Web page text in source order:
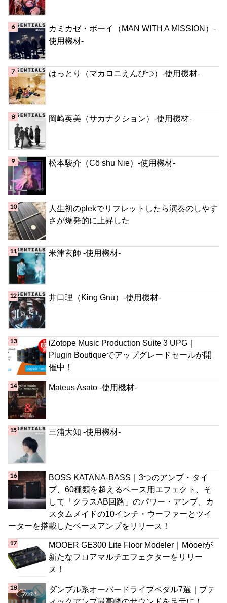
カミカゼ・ボーイ（MAN WITH A MISSION）-
使用機材-
はっとり（マカロニえんぴつ）-使用機材-
岡崎英美（サカナクション）-使用機材-
松本駿介（Cö shu Nie）-使用機材-
人生初のplekでリフレットしたら演奏のしやす
さが爆発的に上昇した
米津玄師 -使用機材-
井口理（King Gnu）-使用機材-
iZotope Music Production Suite 3 UPG｜
Plugin Boutiqueでアップグレードセールが開
催中！
Mateus Asato -使用機材-
三浦大知 -使用機材-
BOSS KATANA-BASS｜3つのアンプ・タイ
プ、60種類を超えるベース用エフェクト、そ
して「クラスAB回路」のパワー・アンプ、カ
スタムメイドの10インチ・ウーファーとツイ
ーターを搭載したベースアンプをリリース！
MOOER GE300 Lite Floor Modeler｜Mooerが
新たなフロアマルチエフェクターをリリー
ス！
ダンブル系オーバードライブペダル7選｜ブテ